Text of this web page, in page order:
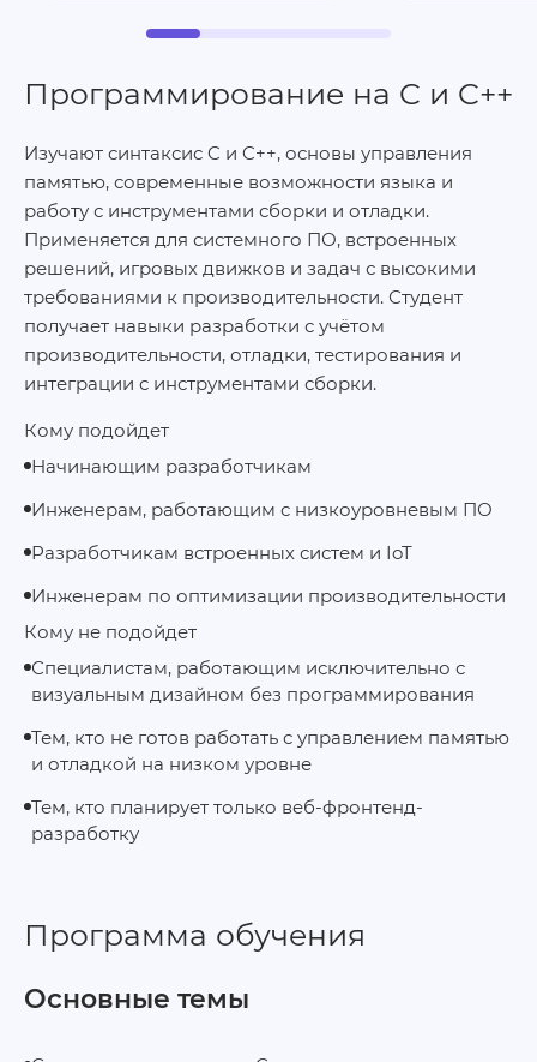
Программирование на C и C++
Изучают синтаксис C и C++, основы управления
памятью, современные возможности языка и
работу с инструментами сборки и отладки.
Применяется для системного ПО, встроенных
решений, игровых движков и задач с высокими
требованиями к производительности. Студент
получает навыки разработки с учётом
производительности, отладки, тестирования и
интеграции с инструментами сборки.
Кому подойдет
Начинающим разработчикам
Инженерам, работающим с низкоуровневым ПО
Разработчикам встроенных систем и IoT
Инженерам по оптимизации производительности
Кому не подойдет
Специалистам, работающим исключительно с
визуальным дизайном без программирования
Тем, кто не готов работать с управлением памятью
и отладкой на низком уровне
Тем, кто планирует только веб‑фронтенд-
разработку
Программа обучения
Основные темы